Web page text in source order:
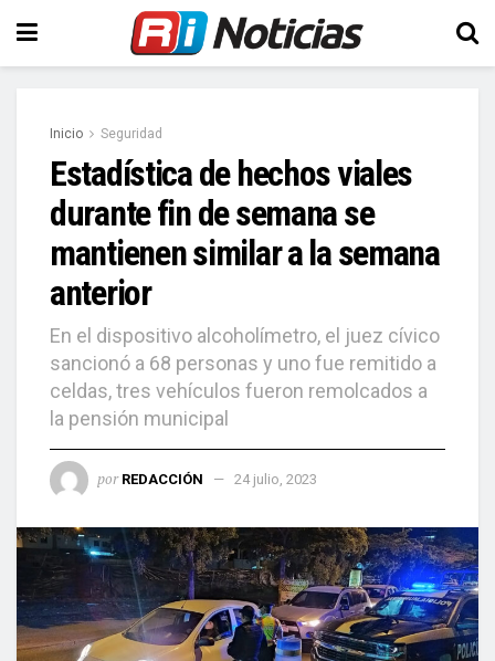
Inicio Seguridad
Estadística de hechos viales
durante fin de semana se
mantienen similar a la semana
anterior
En el dispositivo alcoholímetro, el juez cívico
sancionó a 68 personas y uno fue remitido a
celdas, tres vehículos fueron remolcados a
la pensión municipal
por REDACCIÓN 24 julio, 2023